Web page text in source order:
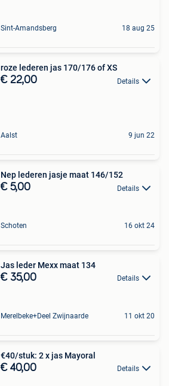
Sint-Amandsberg 18 aug 25
roze lederen jas 170/176 of XS
€ 22,00 Details
Aalst 9 jun 22
Nep lederen jasje maat 146/152
€ 5,00 Details
Schoten 16 okt 24
Jas leder Mexx maat 134
€ 35,00 Details
Merelbeke+Deel Zwijnaarde 11 okt 20
€40/stuk: 2 x jas Mayoral
€ 40,00 Details